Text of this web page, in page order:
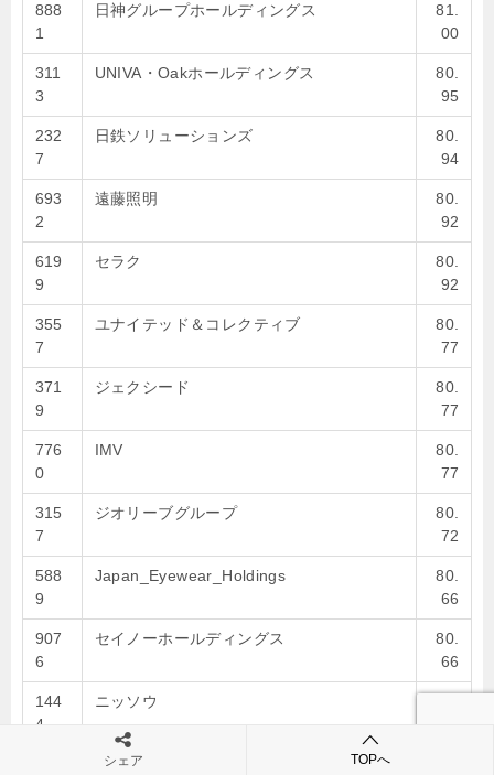
888
1
日神グループホールディングス
81.
00
311
3
UNIVA・Oakホールディングス
80.
95
232
7
日鉄ソリューションズ
80.
94
693
2
遠藤照明
80.
92
619
9
セラク
80.
92
355
7
ユナイテッド＆コレクティブ
80.
77
371
9
ジェクシード
80.
77
776
0
IMV
80.
77
315
7
ジオリーブグループ
80.
72
588
9
Japan_Eyewear_Holdings
80.
66
907
6
セイノーホールディングス
80.
66
144
4
ニッソウ
クイック
シェア TOPへ